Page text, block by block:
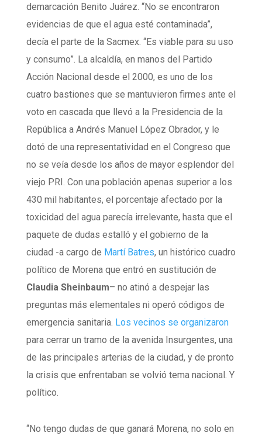
demarcación Benito Juárez. “No se encontraron
evidencias de que el agua esté contaminada”,
decía el parte de la Sacmex. “Es viable para su uso
y consumo”. La alcaldía, en manos del Partido
Acción Nacional desde el 2000, es uno de los
cuatro bastiones que se mantuvieron firmes ante el
voto en cascada que llevó a la Presidencia de la
República a Andrés Manuel López Obrador, y le
dotó de una representatividad en el Congreso que
no se veía desde los años de mayor esplendor del
viejo PRI. Con una población apenas superior a los
430 mil habitantes, el porcentaje afectado por la
toxicidad del agua parecía irrelevante, hasta que el
paquete de dudas estalló y el gobierno de la
ciudad -a cargo de Martí Batres, un histórico cuadro
político de Morena que entró en sustitución de
Claudia Sheinbaum– no atinó a despejar las
preguntas más elementales ni operó códigos de
emergencia sanitaria. Los vecinos se organizaron
para cerrar un tramo de la avenida Insurgentes, una
de las principales arterias de la ciudad, y de pronto
la crisis que enfrentaban se volvió tema nacional. Y
político.
“No tengo dudas de que ganará Morena, no solo en